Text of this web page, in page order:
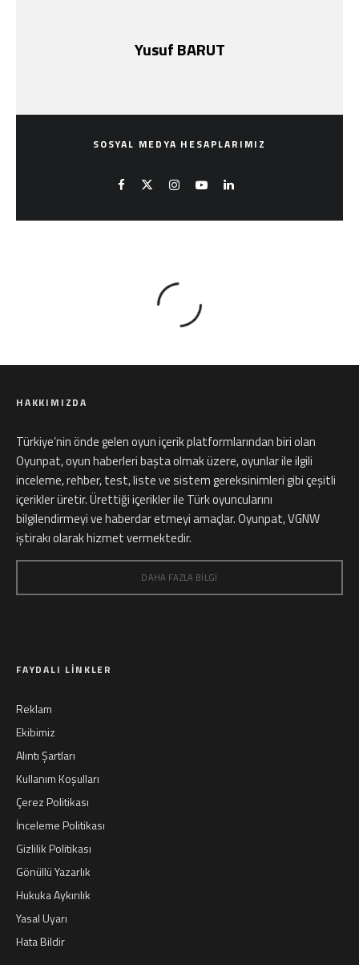
Yusuf BARUT
SOSYAL MEDYA HESAPLARIMIZ
HAKKIMIZDA
Türkiye’nin önde gelen oyun içerik platformlarından biri olan
Oyunpat, oyun haberleri başta olmak üzere, oyunlar ile ilgili
inceleme, rehber, test, liste ve sistem gereksinimleri gibi çeşitli
içerikler üretir. Ürettiği içerikler ile Türk oyuncularını
bilgilendirmeyi ve haberdar etmeyi amaçlar. Oyunpat, VGNW
iştirakı olarak hizmet vermektedir.
DAHA FAZLA BILGI
FAYDALI LINKLER
Reklam
Ekibimiz
Alıntı Şartları
Kullanım Koşulları
Çerez Politikası
İnceleme Politikası
Gizlilik Politikası
Gönüllü Yazarlık
Hukuka Aykırılık
Yasal Uyarı
Hata Bildir